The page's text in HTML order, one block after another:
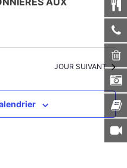
JOUR SUIVANT